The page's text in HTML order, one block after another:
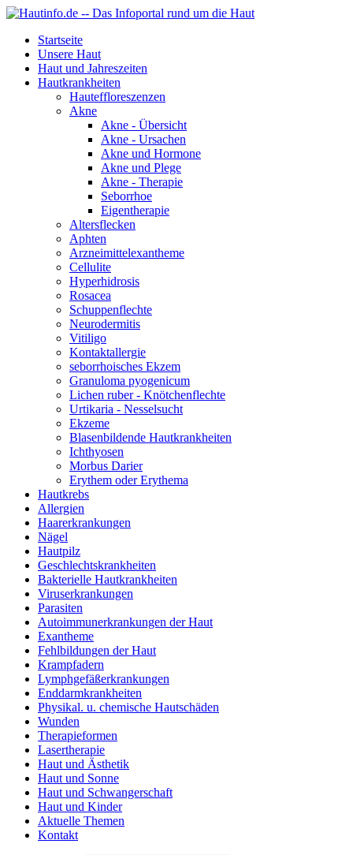
Startseite
Unsere Haut
Haut und Jahreszeiten
Hautkrankheiten
Hauteffloreszenzen
Akne
Akne - Übersicht
Akne - Ursachen
Akne und Hormone
Akne und Plege
Akne - Therapie
Seborrhoe
Eigentherapie
Altersflecken
Aphten
Arzneimittelexantheme
Cellulite
Hyperhidrosis
Rosacea
Schuppenflechte
Neurodermitis
Vitiligo
Kontaktallergie
seborrhoisches Ekzem
Granuloma pyogenicum
Lichen ruber - Knötchenflechte
Urtikaria - Nesselsucht
Ekzeme
Blasenbildende Hautkrankheiten
Ichthyosen
Morbus Darier
Erythem oder Erythema
Hautkrebs
Allergien
Haarerkrankungen
Nägel
Hautpilz
Geschlechtskrankheiten
Bakterielle Hautkrankheiten
Viruserkrankungen
Parasiten
Autoimmunerkrankungen der Haut
Exantheme
Fehlbildungen der Haut
Krampfadern
Lymphgefäßerkrankungen
Enddarmkrankheiten
Physikal. u. chemische Hautschäden
Wunden
Therapieformen
Lasertherapie
Haut und Ästhetik
Haut und Sonne
Haut und Schwangerschaft
Haut und Kinder
Aktuelle Themen
Kontakt